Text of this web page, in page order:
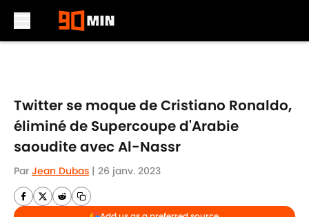
Twitter se moque de Cristiano Ronaldo,
éliminé de Supercoupe d'Arabie
saoudite avec Al-Nassr
Par Jean Dubas | 26 janv. 2023